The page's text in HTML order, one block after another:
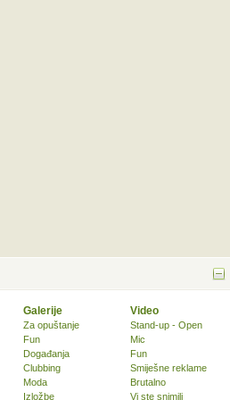
Galerije
Za opuštanje
Fun
Događanja
Clubbing
Moda
Izložbe
Video
Stand-up - Open
Mic
Fun
Smiješne reklame
Brutalno
Vi ste snimili